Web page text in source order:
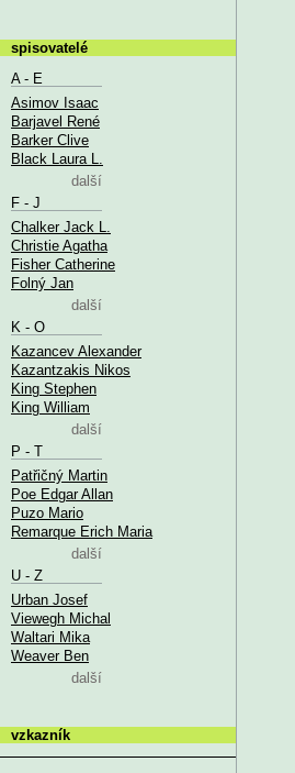
spisovatelé
A - E
Asimov Isaac
Barjavel René
Barker Clive
Black Laura L.
další
F - J
Chalker Jack L.
Christie Agatha
Fisher Catherine
Folný Jan
další
K - O
Kazancev Alexander
Kazantzakis Nikos
King Stephen
King William
další
P - T
Patřičný Martin
Poe Edgar Allan
Puzo Mario
Remarque Erich Maria
další
U - Z
Urban Josef
Viewegh Michal
Waltari Mika
Weaver Ben
další
vzkazník